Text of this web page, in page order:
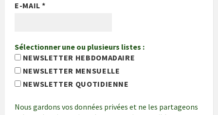
E-MAIL*
Sélectionner une ou plusieurs listes :
NEWSLETTER HEBDOMADAIRE
NEWSLETTER MENSUELLE
NEWSLETTER QUOTIDIENNE
Nous gardons vos données privées et ne les partageons